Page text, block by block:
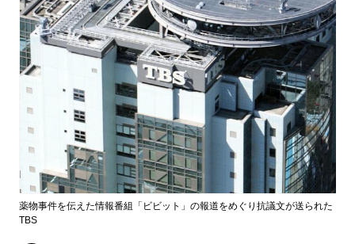
薬物事件を伝えた情報番組「ビビット」の報道をめぐり抗議文が送られた
TBS